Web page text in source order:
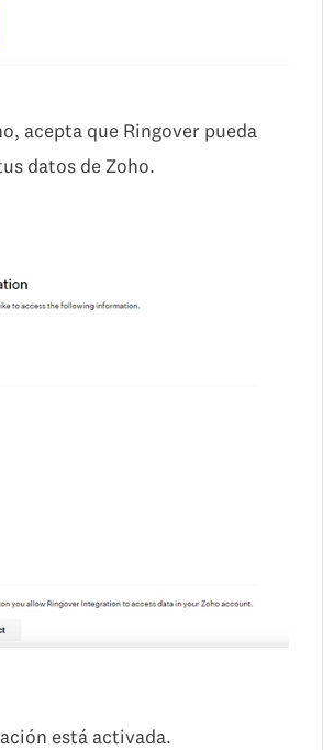
acepta que Ringover pueda
datos de Zoho.
está activada.